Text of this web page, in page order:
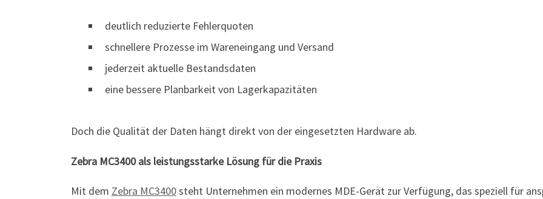
deutlich reduzierte Fehlerquoten
schnellere Prozesse im Wareneingang und Versand
jederzeit aktuelle Bestandsdaten
eine bessere Planbarkeit von Lagerkapazitäten
Doch die Qualität der Daten hängt direkt von der eingesetzten Hardware ab.
Zebra MC3400 als leistungsstarke Lösung für die Praxis
Mit dem Zebra MC3400steht Unternehmen ein modernes MDE-Gerät zur Verfügung, das speziell für